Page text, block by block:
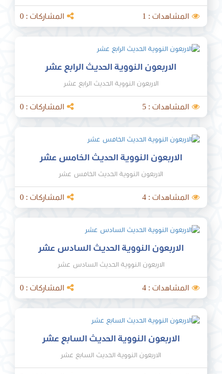
المشاهدات : 1 المشاركات : 0
الاربعون النووية الحديث الرابع عشر
الاربعون النووية الحديث الرابع عشر
المشاهدات : 5 المشاركات : 0
الاربعون النووية الحديث الخامس عشر
الاربعون النووية الحديث الخامس عشر
المشاهدات : 4 المشاركات : 0
الاربعون النووية الحديث السادس عشر
الاربعون النووية الحديث السادس عشر
المشاهدات : 4 المشاركات : 0
الاربعون النووية الحديث السابع عشر
الاربعون النووية الحديث السابع عشر